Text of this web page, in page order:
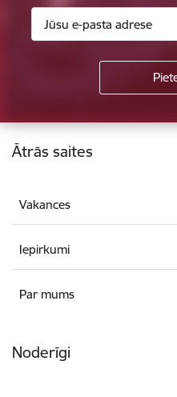
Kājene
Ātrās saites
Vakances
Iepirkumi
Par mums
Noderīgi